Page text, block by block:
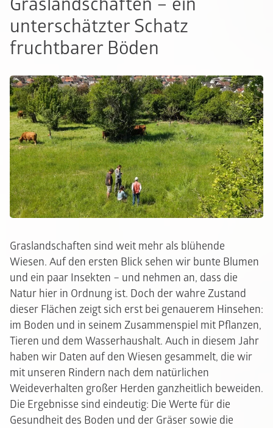
Graslandschaften – ein
unterschätzter Schatz
fruchtbarer Böden
Graslandschaften sind weit mehr als blühende
Wiesen. Auf den ersten Blick sehen wir bunte Blumen
und ein paar Insekten – und nehmen an, dass die
Natur hier in Ordnung ist. Doch der wahre Zustand
dieser Flächen zeigt sich erst bei genauerem Hinsehen:
im Boden und in seinem Zusammenspiel mit Pflanzen,
Tieren und dem Wasserhaushalt. Auch in diesem Jahr
haben wir Daten auf den Wiesen gesammelt, die wir
mit unseren Rindern nach dem natürlichen
Weideverhalten großer Herden ganzheitlich beweiden.
Die Ergebnisse sind eindeutig: Die Werte für die
Gesundheit des Boden und der Gräser sowie die